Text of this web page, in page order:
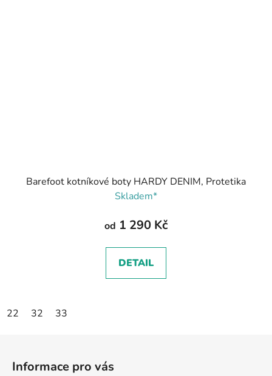
Barefoot kotníkové boty HARDY DENIM, Protetika
Skladem*
od 1 290 Kč
DETAIL
22 32 33
Informace pro vás